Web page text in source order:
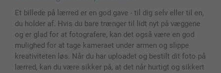
Cover til mobil & tablet
MyNameBook
Fotokalender & Kalenderbog
Fotorammer & Tilbehør
Alle fotoprodukter
Betingelser og garantier
Investor Relations
Priser & betaling
Status for ordrer
Et billede på lærred er en god gave - til dig selv eller til en,
du holder af. Hvis du bare trænger til lidt nyt på væggene
og er glad for at fotografere, kan det også være en god
mulighed for at tage kameraet under armen og slippe
kreativiteten løs. Når du har uploadet og bestilt dit foto på
lærred, kan du være sikker på, at det når hurtigt og sikkert